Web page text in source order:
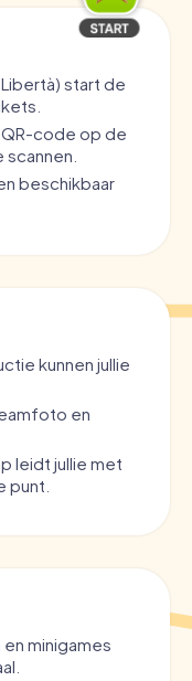
start de
code op de
beschikbaar
kunnen jullie
en
leidt jullie met
punt.
minigames